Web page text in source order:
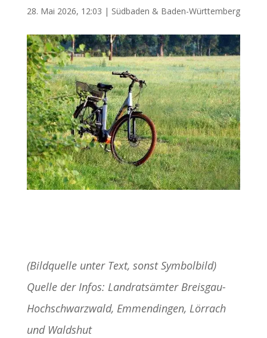
28. Mai 2026, 12:03 | Südbaden & Baden-Württemberg
(Bildquelle unter Text, sonst Symbolbild)
Quelle der Infos: Landratsämter Breisgau-
Hochschwarzwald, Emmendingen, Lörrach
und Waldshut